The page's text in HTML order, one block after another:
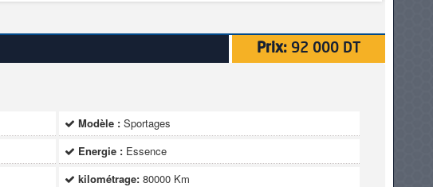
Prix: 92 000 DT
Modèle : Sportages
Energie : Essence
kilométrage: 80000 Km